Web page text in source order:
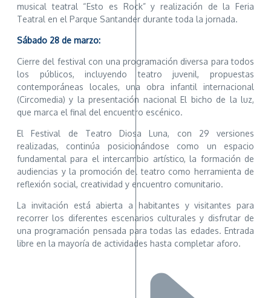
musical teatral “Esto es Rock” y realización de la Feria
Teatral en el Parque Santander durante toda la jornada.
Sábado 28 de marzo:
Cierre del festival con una programación diversa para todos
los públicos, incluyendo teatro juvenil, propuestas
contemporáneas locales, una obra infantil internacional
(Circomedia) y la presentación nacional El bicho de la luz,
que marca el final del encuentro escénico.
El Festival de Teatro Diosa Luna, con 29 versiones
realizadas, continúa posicionándose como un espacio
fundamental para el intercambio artístico, la formación de
audiencias y la promoción del teatro como herramienta de
reflexión social, creatividad y encuentro comunitario.
La invitación está abierta a habitantes y visitantes para
recorrer los diferentes escenarios culturales y disfrutar de
una programación pensada para todas las edades. Entrada
libre en la mayoría de actividades hasta completar aforo.